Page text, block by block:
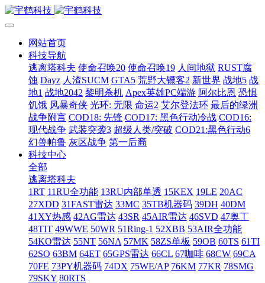
网站首页
科技导航
逃离塔科夫 使命召唤20 使命召唤19 人间地狱 RUST腐
蚀 Dayz 人渣SUCM GTA5 荒野大镖客2 新世界 战地5 战
地1 战地2042 黎明杀机 Apex英雄PC端游 阿尔比恩 恐惧
饥饿 风暴奇侠 光环: 无限 命运2 艾尔登法环 最后的绿洲
战争附言 COD18: 先锋 COD17: 黑色行动冷战 COD16:
现代战争 武装突袭3 超级人类/突破 COD21:黑色行动6
幻兽帕鲁 灰区战争 第一后裔
科技中心
全部
逃离塔科夫
1RT 11RU全功能 13RU内部单透 15KEX 19LE 20AC
27XDD 31FAST雷达 33MC 35TB机器码 39DH 40DM
41XY热感 42AG雷达 43SR 45AIR雷达 46SVD 47奥丁
48TIT 49WWE 50WR 51Ring-1 52XBB 53AIR全功能
54KO雷达 55NT 56NA 57MK 58ZS单板 59OB 60TS 61TI
62SO 63BM 64ET 65GPS雷达 66CL 67咖啡 68CW 69CA
70FE 73PY机器码 74DX 75WE/AP 76KM 77KR 78SMG
79SKY 80RTS